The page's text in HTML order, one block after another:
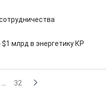
млрд в энергетику КР
32